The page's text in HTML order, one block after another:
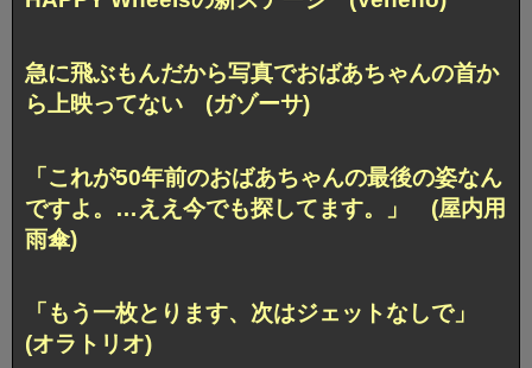
急に飛ぶもんだから写真でおばあちゃんの首か
ら上映ってない (ガゾーサ)
「これが50年前のおばあちゃんの最後の姿なん
ですよ。…ええ今でも探してます。」 (屋内用
雨傘)
「もう一枚とります、次はジェットなしで」
(オラトリオ)